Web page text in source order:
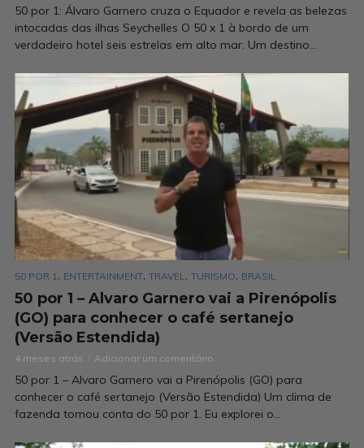
50 por 1: Álvaro Garnero cruza o Equador e revela as belezas
intocadas das ilhas Seychelles O 50 x 1 à bordo de um
verdadeiro hotel seis estrelas em alto mar. Um destino...
50 POR 1 , ENTERTAINMENT, TRAVEL , TURISMO, BRASIL
50 por 1 – Alvaro Garnero vai a Pirenópolis
(GO) para conhecer o café sertanejo
(Versão Estendida)
4 meses atrás Adicionar um comentário
50 por 1 – Alvaro Garnero vai a Pirenópolis (GO) para
conhecer o café sertanejo (Versão Estendida) Um clima de
fazenda tomou conta do 50 por 1. Eu explorei o...